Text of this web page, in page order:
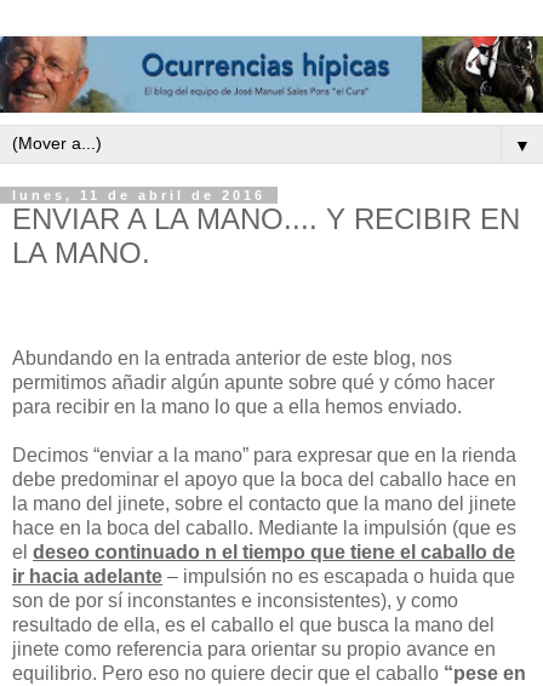
▼
lunes, 11 de abril de 2016
ENVIAR A LA MANO.... Y RECIBIR EN
LA MANO.
Abundando en la entrada anterior de este blog, nos
permitimos añadir algún apunte sobre qué y cómo hacer
para recibir en la mano lo que a ella hemos enviado.
Decimos “enviar a la mano” para expresar que en la rienda
debe predominar el apoyo que la boca del caballo hace en
la mano del jinete, sobre el contacto que la mano del jinete
hace en la boca del caballo. Mediante la impulsión (que es
el deseo continuado n el tiempo que tiene el caballo de
ir hacia adelante – impulsión no es escapada o huida que
son de por sí inconstantes e inconsistentes), y como
resultado de ella, es el caballo el que busca la mano del
jinete como referencia para orientar su propio avance en
equilibrio. Pero eso no quiere decir que el caballo “pese en